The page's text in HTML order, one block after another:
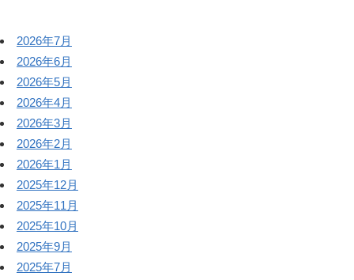
2026年7月
2026年6月
2026年5月
2026年4月
2026年3月
2026年2月
2026年1月
2025年12月
2025年11月
2025年10月
2025年9月
2025年7月